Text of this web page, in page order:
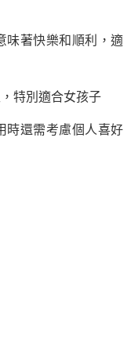
味著快樂和順利，適
特別適合女孩子
時還需考慮個人喜好